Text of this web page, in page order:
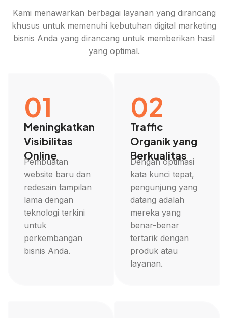
Kami menawarkan berbagai layanan yang dirancang
khusus untuk memenuhi kebutuhan digital marketing
bisnis Anda yang dirancang untuk memberikan hasil
yang optimal.
01
Meningkatkan
Visibilitas
Online
Pembuatan
website baru dan
redesain tampilan
lama dengan
teknologi terkini
untuk
perkembangan
bisnis Anda.
02
Traffic
Organik yang
Berkualitas
Dengan optimasi
kata kunci tepat,
pengunjung yang
datang adalah
mereka yang
benar-benar
tertarik dengan
produk atau
layanan.